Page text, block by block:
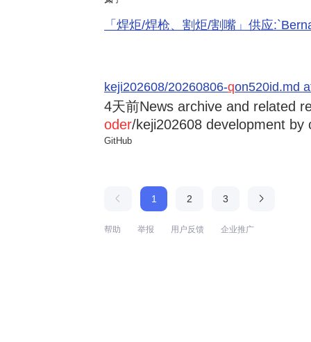
「焊炬/焊枪、割炬/割嘴」供应
keji202608/20260806-qon520id.md
4天前News archive and related
oder/keji202608 development
GitHub
1 2 3
帮助 举报 用户反馈 企业推广